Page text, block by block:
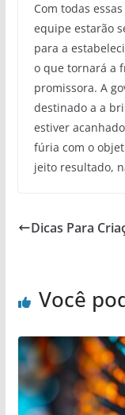
Com todas
equipe estarão
para a
o que tornará a
promissora. A
destinado a a
estiver
fúria com o
jeito resultado,
Dicas Para
Você